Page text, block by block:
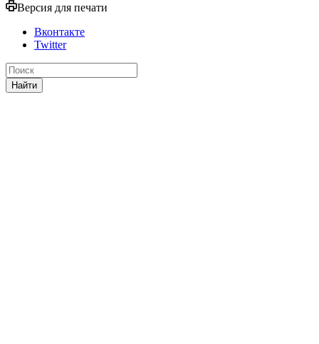
Версия для печати
Вконтакте
Twitter
Найти